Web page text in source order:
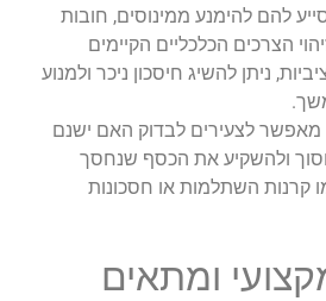
להם להימנע ממינוסים, חובות
הצרכים הכלכליים הקיימים
ניתן להשיג חיסכון ניכר ולמנוע
מאפשר לצעירים לבדוק האם ישנם
ולהשקיע את הכסף שנחסך
קרנות השתלמות או חסכונות
ומתאים